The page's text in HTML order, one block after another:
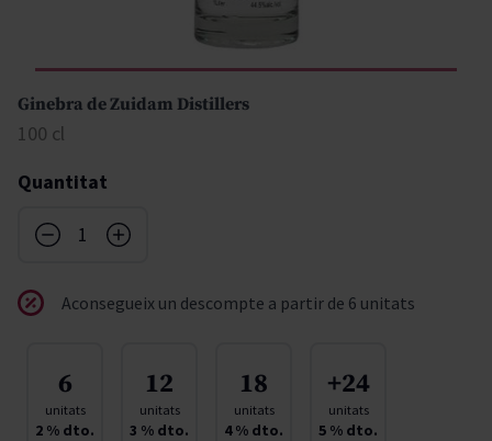
Ginebra de Zuidam Distillers
100 cl
Quantitat
Aconsegueix un descompte a partir de 6 unitats
6
unitats
2 % dto.
12
unitats
3 % dto.
18
unitats
4% dto.
+24
unitats
5 % dto.